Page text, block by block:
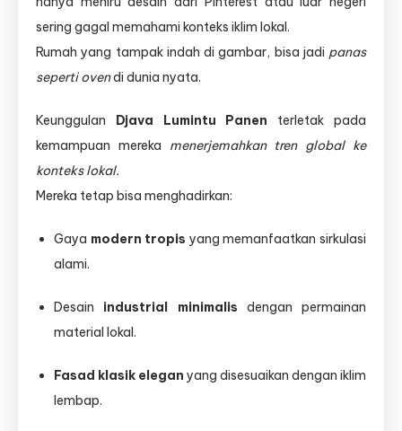
sering gagal memahami konteks iklim lokal.
Rumah yang tampak indah di gambar, bisa jadi panas
seperti ovendi dunia nyata.
Keunggulan Djava Lumintu Panen terletak pada
kemampuan mereka menerjemahkan tren global ke
konteks lokal.
Mereka tetap bisa menghadirkan:
Gaya modern tropis yang memanfaatkan sirkulasi
alami.
Desain industrial minimalis dengan permainan
material lokal.
Fasad klasik elegan yang disesuaikan dengan iklim
lembap.